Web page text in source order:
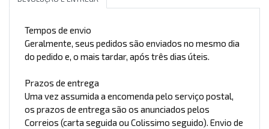
Tempos de envio
Geralmente, seus pedidos são enviados no mesmo dia
do pedido e, o mais tardar, após três dias úteis.
Prazos de entrega
Uma vez assumida a encomenda pelo serviço postal,
os prazos de entrega são os anunciados pelos
Correios (carta seguida ou Colissimo seguido). Envio de